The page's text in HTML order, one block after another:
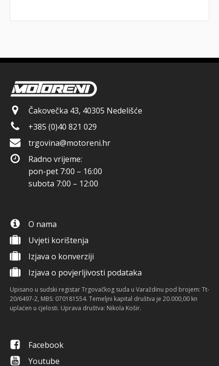
Čakovečka 43, 40305 Nedelišće
+385 (0)40 821 029
trgovina@motoreni.hr
Radno vrijeme:
pon-pet 7:00 – 16:00
subota 7:00 – 12:00
O nama
Uvjeti korištenja
Izjava o konverziji
Izjava o povjerljivosti podataka
Upisano u sudski registar Trgovačkog suda u Varaždinu pod brojem: Tt-
20/6497-2, MBS: 070181554. Temeljni kapital društva je 20.000,00 kn
uplaćen u cjelosti. Uprava društva: Nikola Košir.
Facebook
Youtube